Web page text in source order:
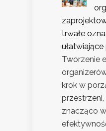
trwałe
Tworzenie
krok w
znacząco